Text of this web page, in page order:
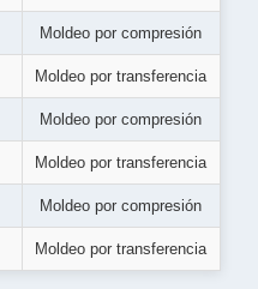
Moldeo por compresión
Moldeo por transferencia
Moldeo por compresión
Moldeo por transferencia
Moldeo por compresión
Moldeo por transferencia